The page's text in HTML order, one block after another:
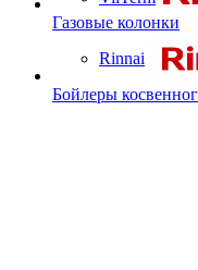
Газовые колонки
Rinnai
Бойлеры